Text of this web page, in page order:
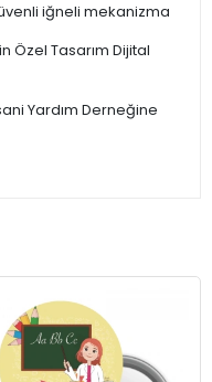
iğneli mekanizma
Özel Tasarım Dijital
Yardım Derneğine